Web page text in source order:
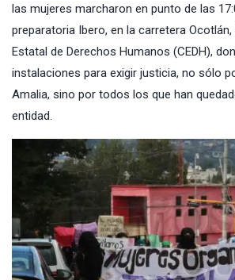
las mujeres marcharon en punto de las
preparatoria Ibero, en la carretera
Estatal de Derechos Humanos (CEDH),
instalaciones para exigir justicia, no sólo
Amalia, sino por todos los que han
entidad.